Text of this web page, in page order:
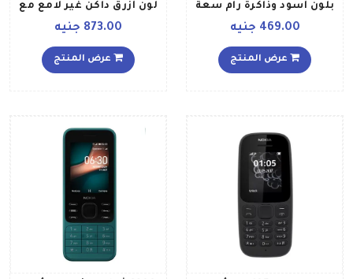
بلون أسود وذاكرة رام سعة
4 ميجابايت وذاكرة داخلية
تقنية 2G
469.00 جنيه
عرض المنتج
لون أزرق داكن غير لامع مع
873.00 جنيه
عرض المنتج